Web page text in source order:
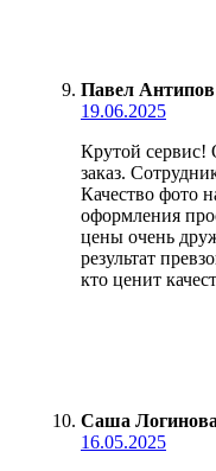
Павел Антипов
19.06.2025
Крутой сервис!
заказ.
Качество фото
оформления
цены очень
результат
кто ценит
Саша
16.05.2025